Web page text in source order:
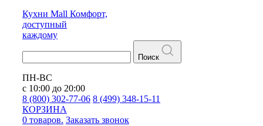
Кухни Mall Комфорт,
доступный
каждому
Поиск
ПН-ВС
с 10:00 до 20:00
8 (800) 302-77-06 8 (499) 348-15-11
КОРЗИНА
0 товаров. Заказать звонок